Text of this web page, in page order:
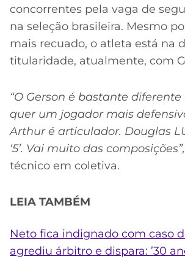
concorrentes pela vaga de
na seleção brasileira. Mesmo
mais recuado, o atleta está na
titularidade, atualmente, com
“O Gerson é bastante diferente
quer um jogador mais
Arthur é articulador. Douglas
‘5’. Vai muito das composições”,
técnico em coletiva.
LEIA TAMBÉM
Neto fica indignado com caso
agrediu árbitro e dispara: ’30